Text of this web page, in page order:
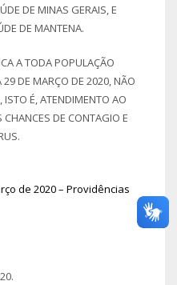
DE MINAS GERAIS, E
DE MANTENA.
A TODA POPULAÇÃO
DE MARÇO DE 2020, NÃO
ISTO É, ATENDIMENTO AO
DE CONTAGIO E
de 2020 – Providências